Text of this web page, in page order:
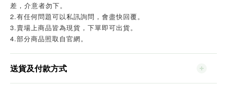
差，介意者勿下。
2.有任何問題可以私訊詢問，會盡快回覆。
3.賣場上商品皆為現貨，下單即可出貨。
4.部分商品照取自官網。
送貨及付款方式